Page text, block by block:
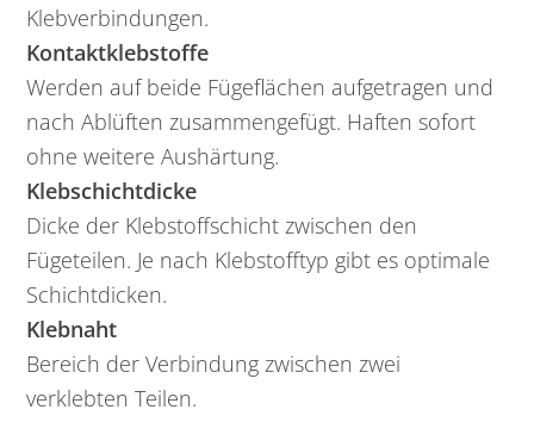
Klebverbindungen.
Kontaktklebstoffe
Werden auf beide Fügeflächen aufgetragen und
nach Ablüften zusammengefügt. Haften sofort
ohne weitere Aushärtung.
Klebschichtdicke
Dicke der Klebstoffschicht zwischen den
Fügeteilen. Je nach Klebstofftyp gibt es optimale
Schichtdicken.
Klebnaht
Bereich der Verbindung zwischen zwei
verklebten Teilen.